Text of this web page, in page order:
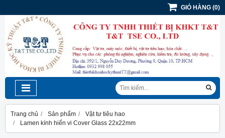
GIỎ HÀNG (0)
Trang chủ Sản phẩm
Vật tư tiêu hao
Lamen kính hiển vi Cover Glass 22x22mm